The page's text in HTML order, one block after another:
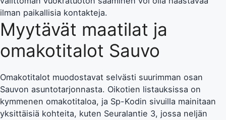
ilman paikallisia kontakteja.
Myytävät maatilat ja
omakotitalot Sauvo
Omakotitalot muodostavat selvästi suurimman osan
Sauvon asuntotarjonnasta. Oikotien listauksissa on
kymmenen omakotitaloa, ja Sp-Kodin sivuilla mainitaan
yksittäisiä kohteita, kuten Seuralantie 3, jossa neljän